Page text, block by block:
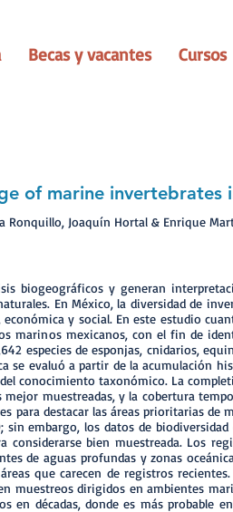
Becas y vacantes Cursos
of marine invertebrates
Ronquillo, Joaquín Hortal & Enrique
biogeográficos y generan
En México, la diversidad de
y social. En este estudio
marinos mexicanos, con el fin de
especies de esponjas, cnidarios,
se evaluó a partir de la acumulación
conocimiento taxonómico. La
muestreadas, y la cobertura
para destacar las áreas prioritarias de
embargo, los datos de
bien muestreada. Los
de aguas profundas y zonas
que carecen de registros
muestreos dirigidos en ambientes
décadas, donde es más probable